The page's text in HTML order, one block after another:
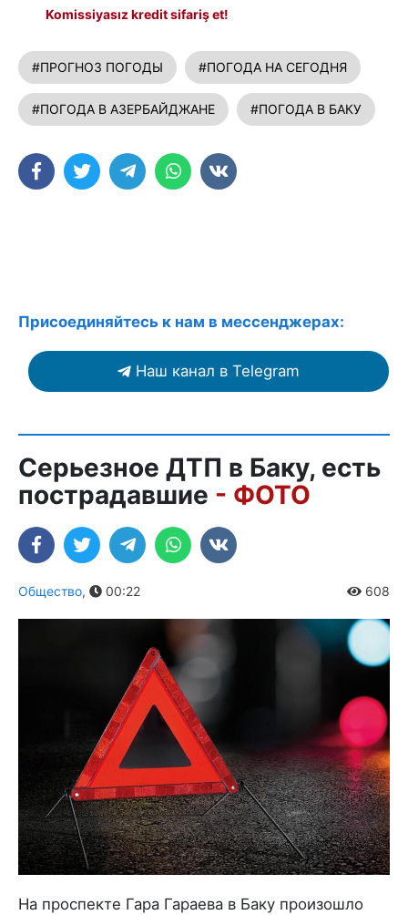
Komissiyasız kredit sifariş et!
#ПРОГНОЗ ПОГОДЫ #ПОГОДА НА СЕГОДНЯ
#ПОГОДА В АЗЕРБАЙДЖАНЕ #ПОГОДА В БАКУ
Присоединяйтесь к нам в мессенджерах:
Наш канал в Telegram
Серьезное ДТП в Баку, есть
пострадавшие - ФОТО
Общество, 00:22 608
На проспекте Гара Гараева в Баку произошло